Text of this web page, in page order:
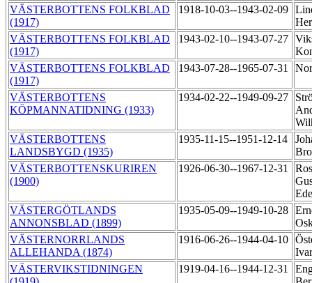
VÄSTERBOTTENS FOLKBLAD
(1917)
1918-10-03--1943-02-09
VÄSTERBOTTENS FOLKBLAD
(1917)
1943-02-10--1943-07-27
VÄSTERBOTTENS FOLKBLAD
(1917)
1943-07-28--1965-07-31
VÄSTERBOTTENS
KÖPMANNATIDNING (1933)
1934-02-22--1949-09-27
VÄSTERBOTTENS
LANDSBYGD (1935)
1935-11-15--1951-12-14
VÄSTERBOTTENSKURIREN
(1900)
1926-06-30--1967-12-31
VÄSTERGÖTLANDS
ANNONSBLAD (1899)
1935-05-09--1949-10-28
VÄSTERNORRLANDS
ALLEHANDA (1874)
1916-06-26--1944-04-10
VÄSTERVIKSTIDNINGEN
1919-04-16--1944-12-31